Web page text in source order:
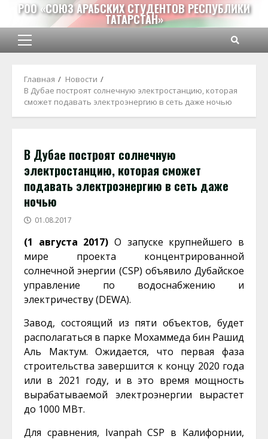
Перейти
содержимому
РОО «СОЮЗ АРАБСКИХ СТУДЕНТОВ РЕСПУБЛИКИ
ТАТАРСТАН»
Основное
Главная
Новости
В Дубае построят солнечную электростанцию, которая
сможет подавать электроэнергию в сеть даже ночью
В Дубае построят солнечную
электростанцию, которая сможет
подавать электроэнергию в сеть даже
ночью
01.08.2017
(1 августа 2017) О запуске крупнейшего в
мире проекта концентрированной
солнечной энергии (CSP) объявило Дубайское
управление по водоснабжению и
электричеству (DEWA).
Завод, состоящий из пяти объектов, будет
располагаться в парке Мохаммеда бин Рашид
Аль Мактум. Ожидается, что первая фаза
строительства завершится к концу 2020 года
или в 2021 году, и в это время мощность
вырабатываемой электроэнергии вырастет
до 1000 МВт.
Для сравнения, Ivanpah CSP в Калифорнии,